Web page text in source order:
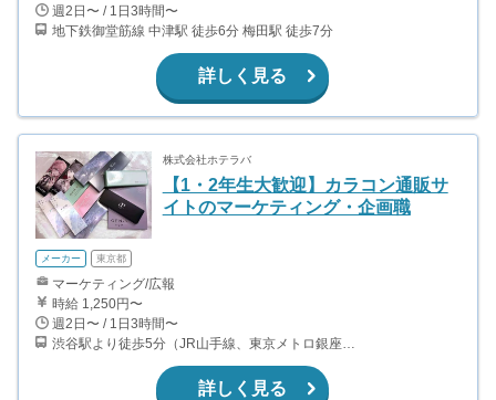
週2日〜 / 1日3時間〜
地下鉄御堂筋線 中津駅 徒歩6分 梅田駅 徒歩7分
詳しく見る
株式会社ホテラバ
【1・2年生大歓迎】カラコン通販サ
イトのマーケティング・企画職
メーカー 東京都
マーケティング/広報
時給 1,250円〜
週2日〜 / 1日3時間〜
渋谷駅より徒歩5分（JR山手線、東京メトロ銀座・半蔵門・副都心線）
詳しく見る